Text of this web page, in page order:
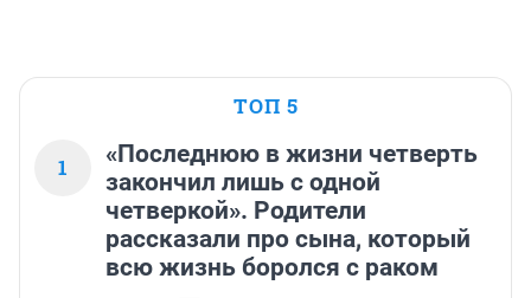
ТОП 5
1
«Последнюю в жизни четверть
закончил лишь с одной
четверкой». Родители
рассказали про сына, который
всю жизнь боролся с раком